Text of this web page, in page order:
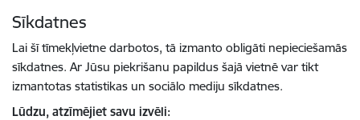
Sīkdatnes
Lai šī tīmekļvietne darbotos, tā izmanto obligāti nepieciešamās
sīkdatnes. Ar Jūsu piekrišanu papildus šajā vietnē var tikt
izmantotas statistikas un sociālo mediju sīkdatnes.
Lūdzu, atzīmējiet savu izvēli: